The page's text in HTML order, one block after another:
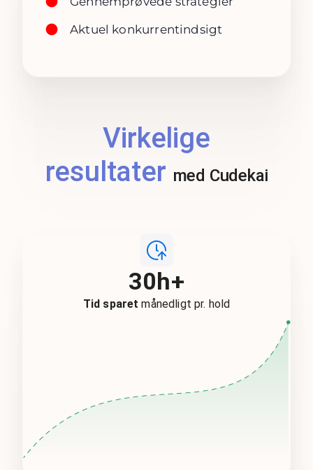
Aktuel konkurrentindsigt
Virkelige
resultater med Cudekai
30h+
Tid sparet månedligt pr. hold